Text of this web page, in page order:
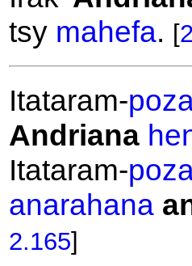
tsy mahefa. [
Itataram-
Andriana
Itataram-
anarahana
2.165]